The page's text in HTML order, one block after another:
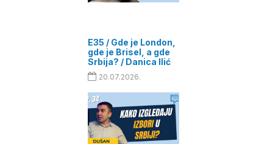
E35 / Gde je London,
gde je Brisel, a gde
Srbija? / Danica Ilić
20.07.2026.